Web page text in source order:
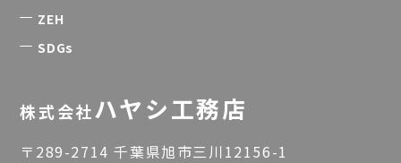
ZEH
SDGs
株式会社ハヤシ工務店
〒289-2714 千葉県旭市三川12156-1